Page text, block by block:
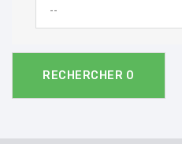
--
RECHERCHER 0